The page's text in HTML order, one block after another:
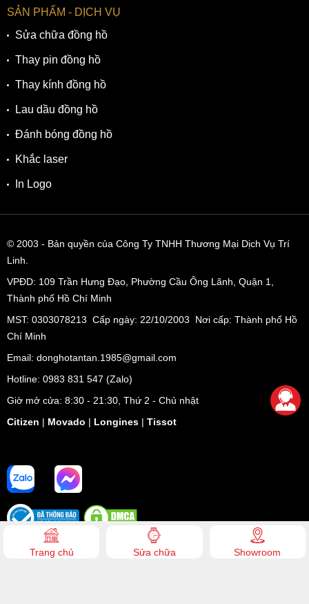
Trang chủ Sửa chữa Showroom
SẢN PHẨM - DỊCH VỤ
Sửa chữa đồng hồ
Thay pin đồng hồ
Thay kính đồng hồ
Lau dầu đồng hồ
Đánh bóng đồng hồ
Khắc laser
In Logo
© 2003 - Bản quyền của Công Ty TNHH Thương Mại Dịch Vụ Trí
Linh.
VPĐD: 109 Trần Hưng Đạo, Phường Cầu Ông Lãnh, Quận 1,
Thành phố Hồ Chí Minh
MST: 0303078213 Cấp ngày: 22/10/2003 Nơi cấp: Thành phố Hồ
Chí Minh
Email: donghotantan.1985@gmail.com
Hotline: 0983 831 547 (Zalo)
Giờ mở cửa: 8:30 - 21:30, Thứ 2 - Chủ nhật
Citizen | Movado | Longines | Tissot